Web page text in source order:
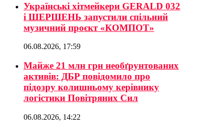
Українські хітмейкери GERALD 032
і ШЕРШЕНЬ запустили спільний
музичний проєкт «КОМПОТ»
06.08.2026, 17:59
Майже 21 млн грн необґрунтованих
активів: ДБР повідомило про
підозру колишньому керівнику
логістики Повітряних Сил
06.08.2026, 14:22